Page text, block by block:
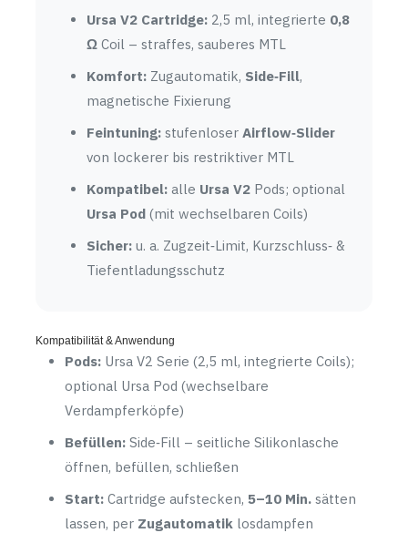
Ursa V2 Cartridge: 2,5 ml, integrierte 0,8
Ω Coil – straffes, sauberes MTL
Komfort: Zugautomatik, Side‑Fill,
magnetische Fixierung
Feintuning: stufenloser Airflow‑Slider
von lockerer bis restriktiver MTL
Kompatibel: alle Ursa V2 Pods; optional
Ursa Pod (mit wechselbaren Coils)
Sicher: u. a. Zugzeit‑Limit, Kurzschluss‑ &
Tiefentladungsschutz
Kompatibilität & Anwendung
Pods: Ursa V2 Serie (2,5 ml, integrierte Coils);
optional Ursa Pod (wechselbare
Verdampferköpfe)
Befüllen: Side‑Fill – seitliche Silikonlasche
öffnen, befüllen, schließen
Start: Cartridge aufstecken, 5–10 Min. sätten
lassen, per Zugautomatik losdampfen